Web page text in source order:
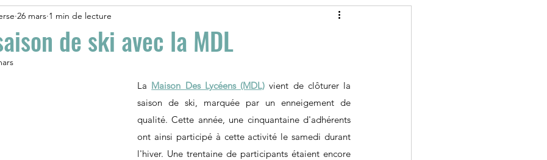
CI Actu BTS SIO Actu Culture
de ski avec la MDL
26 mars 1 min de lecture
La Maison Des Lycéens (MDL) vient de clôturer la
saison de ski, marquée par un enneigement de
qualité. Cette année, une cinquantaine d'adhérents
ont ainsi participé à cette activité le samedi durant
l'hiver. Une trentaine de participants étaient encore